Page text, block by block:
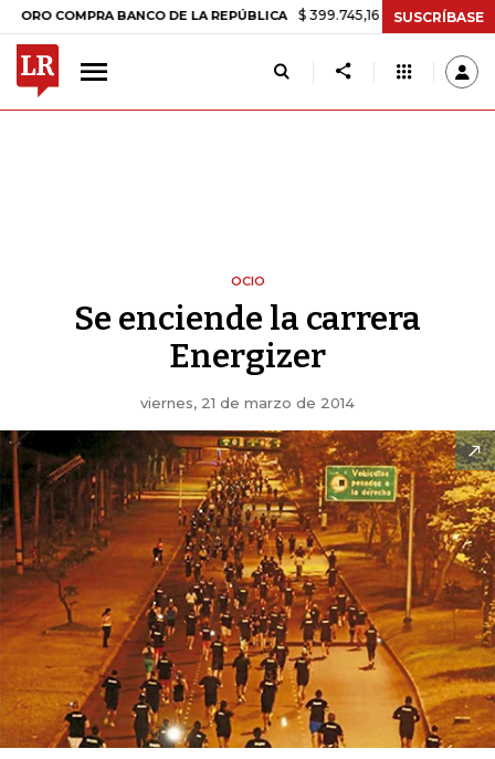
BANCO DE LA REPÚBLICA $ 399.745,16 +$ 2.295,71 +0,58%
SUSCRÍBASE
OCIO
Se enciende la carrera
Energizer
viernes, 21 de marzo de 2014